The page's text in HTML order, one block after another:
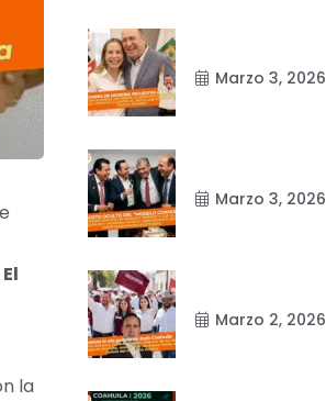
El
la
Marzo 3, 2026
Marzo 3, 2026
Marzo 2, 2026